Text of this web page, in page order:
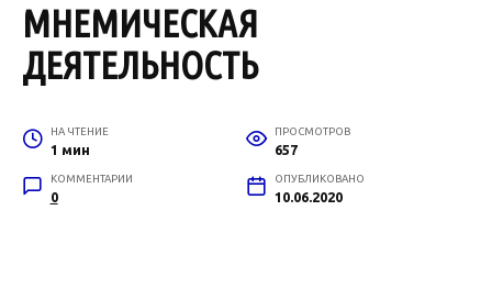
МНЕМИЧЕСКАЯ
ДЕЯТЕЛЬНОСТЬ
НА ЧТЕНИЕ
1 мин
ПРОСМОТРОВ
657
КОММЕНТАРИИ
0
ОПУБЛИКОВАНО
10.06.2020